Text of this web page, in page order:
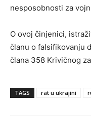
nesposobnosti za
O ovoj činjenici,
članu o falsifikovanju
člana 358 Krivičnog
TAGS rat u ukrajini